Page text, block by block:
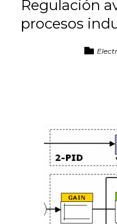
Regulación
procesos